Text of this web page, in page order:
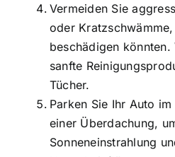
Vermeiden Sie
oder
beschädigen könnten.
sanfte
Tücher.
Parken Sie Ihr Auto
einer Überdachung,
Sonneneinstrahlung